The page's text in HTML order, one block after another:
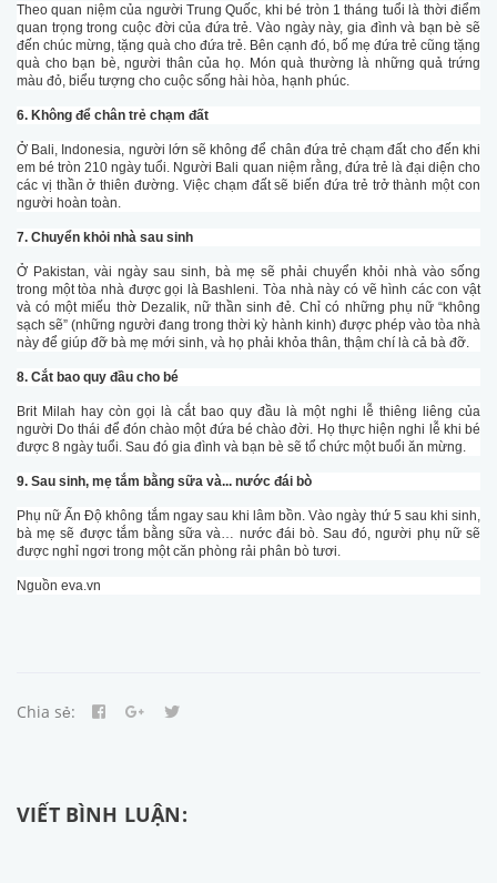
Theo quan niệm của người Trung Quốc, khi bé tròn 1 tháng tuổi là thời điểm
quan trọng trong cuộc đời của đứa trẻ. Vào ngày này, gia đình và bạn bè sẽ
đến chúc mừng, tặng quà cho đứa trẻ. Bên cạnh đó, bố mẹ đứa trẻ cũng tặng
quà cho bạn bè, người thân của họ. Món quà thường là những quả trứng
màu đỏ, biểu tượng cho cuộc sống hài hòa, hạnh phúc.
6. Không để chân trẻ chạm đất
Ở Bali, Indonesia, người lớn sẽ không để chân đứa trẻ chạm đất cho đến khi
em bé tròn 210 ngày tuổi. Người Bali quan niệm rằng, đứa trẻ là đại diện cho
các vị thần ở thiên đường. Việc chạm đất sẽ biến đứa trẻ trở thành một con
người hoàn toàn.
7. Chuyển khỏi nhà sau sinh
Ở Pakistan, vài ngày sau sinh, bà mẹ sẽ phải chuyển khỏi nhà vào sống
trong một tòa nhà được gọi là Bashleni. Tòa nhà này có vẽ hình các con vật
và có một miếu thờ Dezalik, nữ thần sinh đẻ. Chỉ có những phụ nữ “không
sạch sẽ” (những người đang trong thời kỳ hành kinh) được phép vào tòa nhà
này để giúp đỡ bà mẹ mới sinh, và họ phải khỏa thân, thậm chí là cả bà đỡ.
8. Cắt bao quy đầu cho bé
Brit Milah hay còn gọi là cắt bao quy đầu là một nghi lễ thiêng liêng của
người Do thái để đón chào một đứa bé chào đời. Họ thực hiện nghi lễ khi bé
được 8 ngày tuổi. Sau đó gia đình và bạn bè sẽ tổ chức một buổi ăn mừng.
9. Sau sinh, mẹ tắm bằng sữa và... nước đái bò
Phụ nữ Ấn Độ không tắm ngay sau khi lâm bồn. Vào ngày thứ 5 sau khi sinh,
bà mẹ sẽ được tắm bằng sữa và… nước đái bò. Sau đó, người phụ nữ sẽ
được nghỉ ngơi trong một căn phòng rải phân bò tươi.
Nguồn eva.vn
Chia sẻ:
VIẾT BÌNH LUẬN: